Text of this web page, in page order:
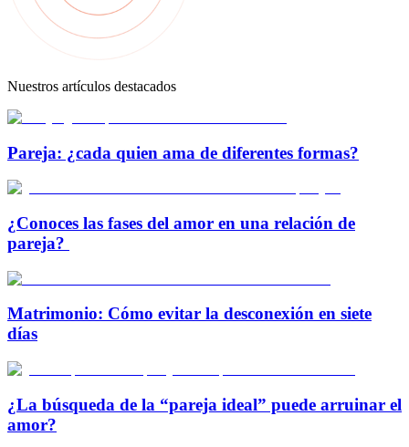
Nuestros artículos destacados
Pareja: ¿cada quien ama de diferentes formas?
¿Conoces las fases del amor en una relación de
pareja?
Matrimonio: Cómo evitar la desconexión en siete
días
¿La búsqueda de la “pareja ideal” puede arruinar el
amor?